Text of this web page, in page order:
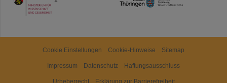
Cookie Einstellungen Cookie-Hinweise Sitemap
Impressum Datenschutz Haftungsausschluss
Urheberrecht Erklärung zur Barrierefreiheit